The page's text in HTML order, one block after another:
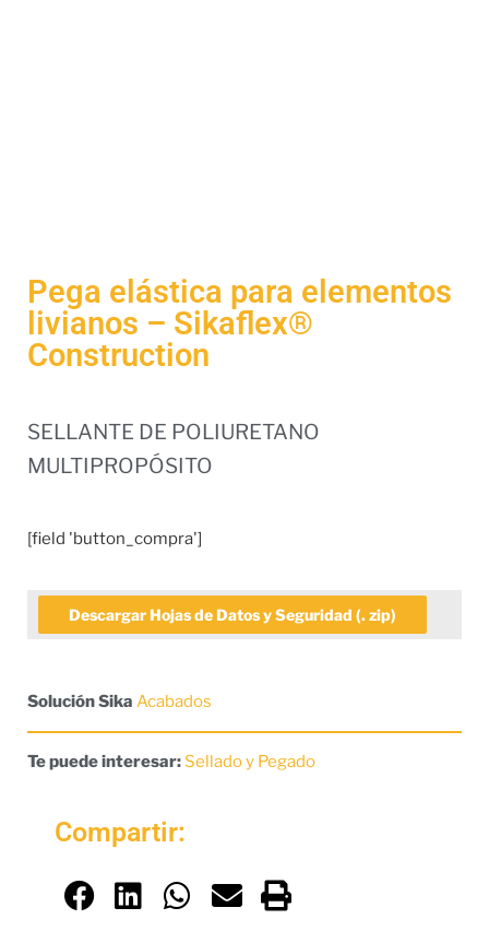
Pega elástica para elementos
livianos – Sikaflex®
Construction
SELLANTE DE POLIURETANO
MULTIPROPÓSITO
[field 'button_compra']
Descargar Hojas de Datos y Seguridad (. zip)
Solución Sika Acabados
Te puede interesar: Sellado y Pegado
Compartir: